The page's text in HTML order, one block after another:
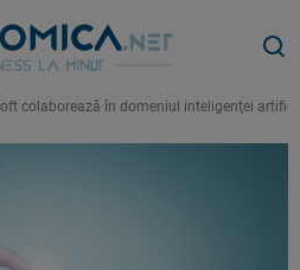
colaborează în domeniul inteligenţei